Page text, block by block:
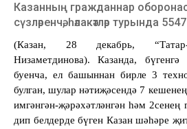
Казанның гражданнар
сүзләренчә, һәлакәтләр турында
(Казан, 28 декабрь,
Низаметдинова). Казанда, бүгенгә
буенча, ел башыннан бирле 3
булган, шулар нәтиҗәсендә 7
имгәнгән-җәрәхәтләнгән һәм 2сенең
дип белдерде бүген Казан шәһәре